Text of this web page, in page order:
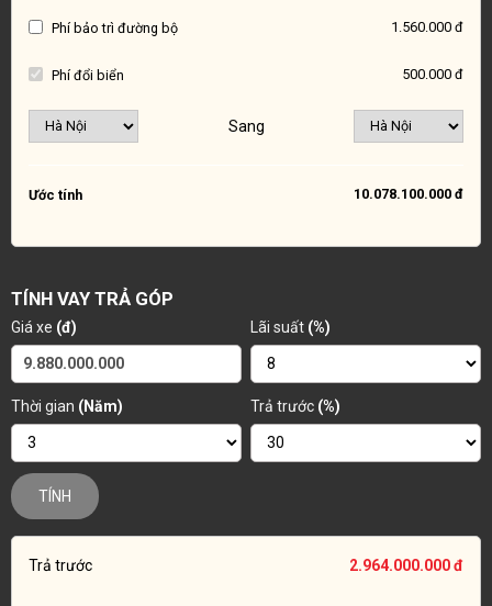
Phí bảo trì đường bộ 1.560.000 đ
Phí đổi biển 500.000 đ
Sang
Ước tính 10.078.100.000 đ
TÍNH VAY TRẢ GÓP
Giá xe (đ) Lãi suất (%)
Thời gian (Năm) Trả trước (%)
TÍNH
Trả trước 2.964.000.000 đ